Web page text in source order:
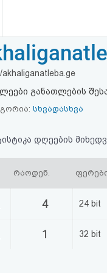
akhaliganatleba.ge
განათლების
სხვადასხვა
დღეების
რაოდენ.
4 24 bit
1 32 bit